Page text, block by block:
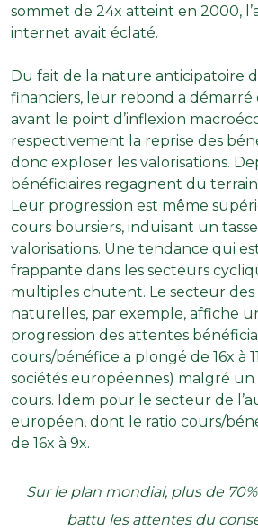
sommet de 24x atteint en 2000,
internet avait éclaté.
Du fait de la nature anticipatoire
financiers, leur rebond a démarré
avant le point d’inflexion
respectivement la reprise des
donc exploser les valorisations.
bénéficiaires regagnent du
Leur progression est même
cours boursiers, induisant un
valorisations. Une tendance qui
frappante dans les secteurs
multiples chutent. Le secteur des
naturelles, par exemple, affiche
progression des attentes
cours/bénéfice a plongé de 16x à
sociétés européennes) malgré
cours. Idem pour le secteur de
européen, dont le ratio cours/
de 16x à 9x.
Sur le plan mondial, plus de
battu les attentes du